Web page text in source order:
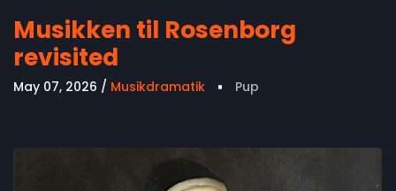
Musikken til Rosenborg
revisited
May 07, 2026 Musikdramatik Pup